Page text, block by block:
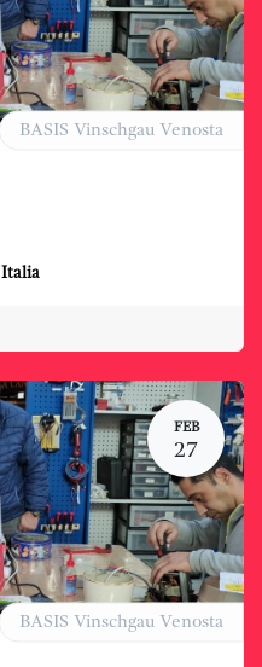
BASIS Vinschgau Venosta
Italia
FEB
27
BASIS Vinschgau Venosta